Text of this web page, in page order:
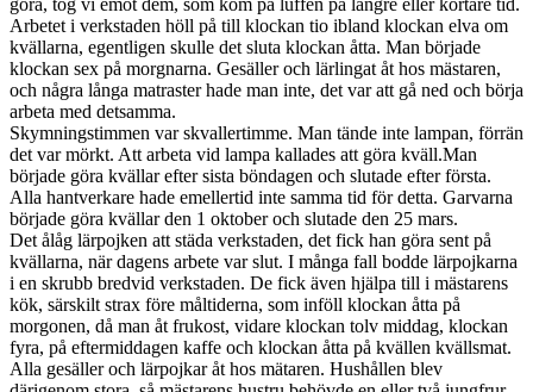
göra, tog vi emot dem, som kom på luffen på längre eller kortare tid.
Arbetet i verkstaden höll på till klockan tio ibland klockan elva om
kvällarna, egentligen skulle det sluta klockan åtta. Man började
klockan sex på morgnarna. Gesäller och lärlingat åt hos mästaren,
och några långa matraster hade man inte, det var att gå ned och börja
arbeta med detsamma.
Skymningstimmen var skvallertimme. Man tände inte lampan, förrän
det var mörkt. Att arbeta vid lampa kallades att göra kväll.Man
började göra kvällar efter sista böndagen och slutade efter första.
Alla hantverkare hade emellertid inte samma tid för detta. Garvarna
började göra kvällar den 1 oktober och slutade den 25 mars.
Det ålåg lärpojken att städa verkstaden, det fick han göra sent på
kvällarna, när dagens arbete var slut. I många fall bodde lärpojkarna
i en skrubb bredvid verkstaden. De fick även hjälpa till i mästarens
kök, särskilt strax före måltiderna, som inföll klockan åtta på
morgonen, då man åt frukost, vidare klockan tolv middag, klockan
fyra, på eftermiddagen kaffe och klockan åtta på kvällen kvällsmat.
Alla gesäller och lärpojkar åt hos mätaren. Hushållen blev